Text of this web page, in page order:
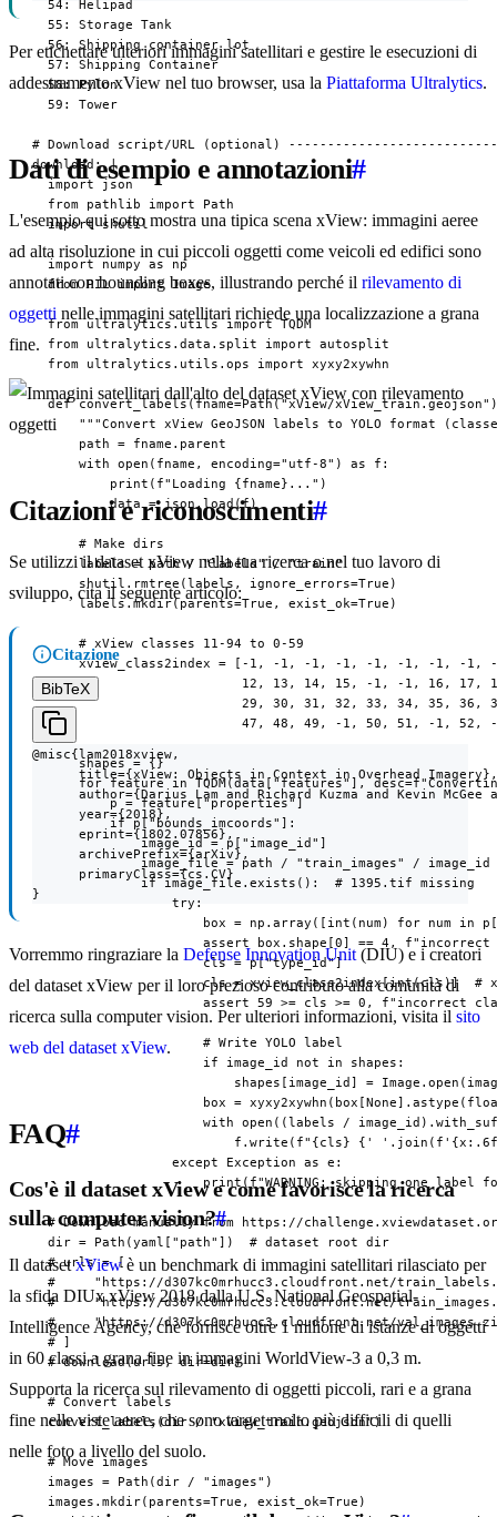
  54: Helipad
  55: Storage Tank
  56: Shipping container lot
  57: Shipping Container
  58: Pylon
  59: Tower
# Download script/URL (optional)
download: |
  import json
  from pathlib import Path
  import shutil
  import numpy as np
  from PIL import Image
  from ultralytics.utils import TQDM
  from ultralytics.data.split import autosplit
  from ultralytics.utils.ops import xyxy2xywhn
def convert_labels(fname=Path("xView/
"""Convert xView GeoJSON labels to YOLO format
      path = fname.parent
      with open(fname, encoding="utf-8") as f:
          print(f"Loading {fname}...")
          data = json.load(f)
      # Make dirs
      labels = path / "labels" / "train"
      shutil.rmtree(labels, ignore_errors=True)
      labels.mkdir(parents=True, exist_ok=True)
      # xView classes 11-94 to 0-59
xview_class2index = [-1, -1, -1, -1, -1, -1, -1, -1,
12, 13, 14, 15, -1, -1, 16, 17,
29, 30, 31, 32, 33, 34, 35, 36,
47, 48, 49, -1, 50, 51, -1, 52,
      shapes = {}
for feature in TQDM(data["features"],
          p = feature["properties"]
          if p["bounds_imcoords"]:
              image_id = p["image_id"]
              image_file = path / "train_images" / image_id
              if image_file.exists():  # 1395.tif missing
                  try:
box = np.array([int(num) for num in
assert box.shape[0] == 4,
                      cls = p["type_id"]
cls = xview_class2index[int(cls)]  #
assert 59 >= cls >= 0, f"incorrect
                      # Write YOLO label
                      if image_id not in shapes:
shapes[image_id] =
box =
with open((labels /
f.write(f"{cls} {'
                  except Exception as e:
print(f"WARNING: skipping one label
# Download manually from https://
  dir = Path(yaml["path"])  # dataset root dir
  # urls = [
#     "https://d307kc0mrhucc3.cloudfront.net/
#     "https://d307kc0mrhucc3.cloudfront.net/
#     "https://d307kc0mrhucc3.cloudfront.net/
  # ]
  # download(urls, dir=dir)
  # Convert labels
  convert_labels(dir / "xView_train.geojson")
  # Move images
  images = Path(dir / "images")
  images.mkdir(parents=True, exist_ok=True)
Per etichettare ulteriori immagini satellitari e gestire le esecuzioni di
addestramento xView nel tuo browser, usa la Piattaforma Ultralytics.
Dati di esempio e annotazioni#
L'esempio qui sotto mostra una tipica scena xView: immagini aeree
ad alta risoluzione in cui piccoli oggetti come veicoli ed edifici sono
annotati con bounding boxes, illustrando perché il rilevamento di
oggetti nelle immagini satellitari richiede una localizzazione a grana
fine.
Citazioni e riconoscimenti#
Se utilizzi il dataset xView nella tua ricerca o nel tuo lavoro di
sviluppo, cita il seguente articolo:
Citazione
BibTeX
@misc{lam2018xview,
      title={xView: Objects in Context in Overhead Imagery},
author={Darius Lam and Richard Kuzma and Kevin McGee
      year={2018},
      eprint={1802.07856},
      archivePrefix={arXiv},
      primaryClass={cs.CV}
}
Vorremmo ringraziare la Defense Innovation Unit (DIU) e i creatori
del dataset xView per il loro prezioso contributo alla comunità di
ricerca sulla computer vision. Per ulteriori informazioni, visita il sito
web del dataset xView.
FAQ#
Cos'è il dataset xView e come favorisce la ricerca
sulla computer vision?#
Il datasetxViewè un benchmark di immagini satellitari rilasciato per
la sfida DIUx xView 2018 dalla U.S. National Geospatial-
Intelligence Agency, che fornisce oltre 1 milione di istanze di oggetti
in 60 classi a grana fine in immagini WorldView-3 a 0,3 m.
Supporta la ricerca sul rilevamento di oggetti piccoli, rari e a grana
fine nelle viste aeree, che sono target molto più difficili di quelli
nelle foto a livello del suolo.